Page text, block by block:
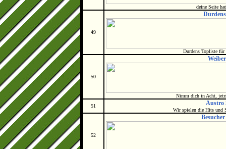
deine Seite
49
Durdens Topliste für
50
Nimm dich in Acht,
51
Austro
Wir spielen die Hits und
52